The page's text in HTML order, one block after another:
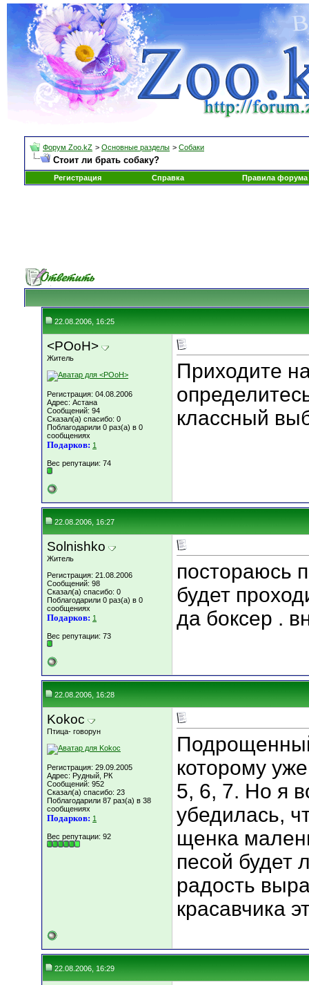
Форум Zoo.kZ > Основные разделы > Собаки
Стоит ли брать собаку?
Регистрация Справка Правила форума
22.08.2006, 16:25
<POoH>
Житель
Регистрация: 04.08.2006
Адрес: Астана
Сообщений: 94
Сказал(а) спасибо: 0
Поблагодарили 0 раз(а) в 0
сообщениях
Подарков: 1
Вес репутации: 74
Приходите
классный
22.08.2006, 16:27
Solnishko
Житель
Регистрация: 21.08.2006
Сообщений: 98
Сказал(а) спасибо: 0
Поблагодарили 0 раз(а) в 0
сообщениях
Подарков: 1
Вес репутации: 73
постораюсь
будет
да боксер .
22.08.2006, 16:28
Kokoc
Птица- говорун
Регистрация: 29.09.2005
Адрес: Рудный, РК
Сообщений: 952
Сказал(а) спасибо: 23
Поблагодарили 87 раз(а) в 38
сообщениях
Подарков: 1
Вес репутации: 92
которому
5, 6, 7. Но я
убедилась,
щенка
песой будет
радость
красавчика
22.08.2006, 16:29